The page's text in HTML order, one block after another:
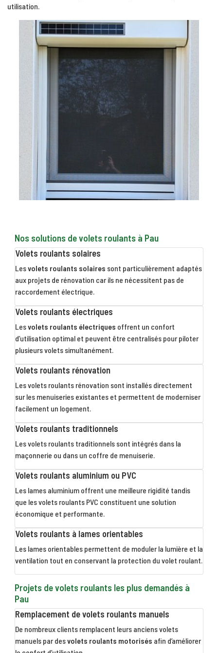
utilisation.
Nos solutions de volets roulants à Pau
Volets roulants solaires
Lesvolets roulants solaires sont particulièrement adaptés
aux projets de rénovation car ils ne nécessitent pas de
raccordement électrique.
Volets roulants électriques
Lesvolets roulants électriques offrent un confort
d’utilisation optimal et peuvent être centralisés pour piloter
plusieurs volets simultanément.
Volets roulants rénovation
Les volets roulants rénovation sont installés directement
sur les menuiseries existantes et permettent de moderniser
facilement un logement.
Volets roulants traditionnels
Les volets roulants traditionnels sont intégrés dans la
maçonnerie ou dans un coffre de menuiserie.
Volets roulants aluminium ou PVC
Les lames aluminium offrent une meilleure rigidité tandis
que les volets roulants PVC constituent une solution
économique et performante.
Volets roulants à lames orientables
Les lames orientables permettent de moduler la lumière et la
ventilation tout en conservant la protection du volet roulant.
Projets de volets roulants les plus demandés à
Pau
Remplacement de volets roulants manuels
De nombreux clients remplacent leurs anciens volets
manuels par desvolets roulants motorisés afin d’améliorer